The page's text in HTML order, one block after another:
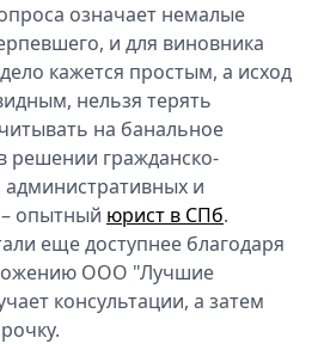
означает немалые
и для виновника
кажется простым, а исход
нельзя терять
на банальное
решении гражданско-
и
опытный юрист в СПб.
еще доступнее благодаря
ООО "Лучшие
консультации, а затем